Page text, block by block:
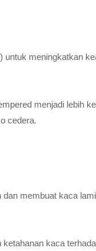
meningkatkan
menjadi lebih
cedera.
membuat kaca
kaca